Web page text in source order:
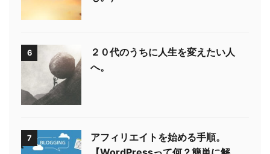
6
２０代のうちに人生を変えたい人
へ。
7
アフィリエイトを始める手順。